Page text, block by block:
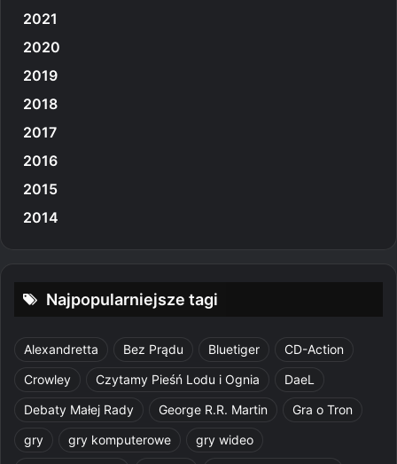
2021
2020
2019
2018
2017
2016
2015
2014
Najpopularniejsze tagi
Alexandretta Bez Prądu Bluetiger
CD-Action
Crowley
Czytamy Pieśń Lodu i Ognia
DaeL
Debaty Małej Rady
George R.R. Martin
Gra o Tron
gry
gry komputerowe
gry wideo